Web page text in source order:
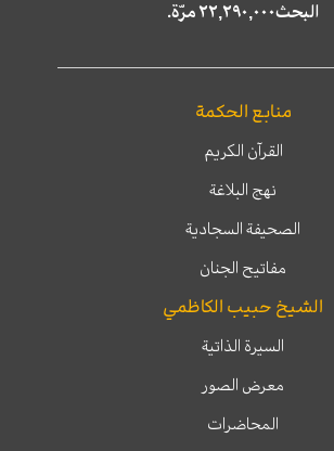
البحث٢٢,٢٩٠,٠٠٠ مرّة.
منابع الحكمة
القرآن الكريم
نهج البلاغة
الصحيفة السجادية
مفاتيح الجنان
الشيخ حبيب الكاظمي
السيرة الذاتية
معرض الصور
المحاضرات